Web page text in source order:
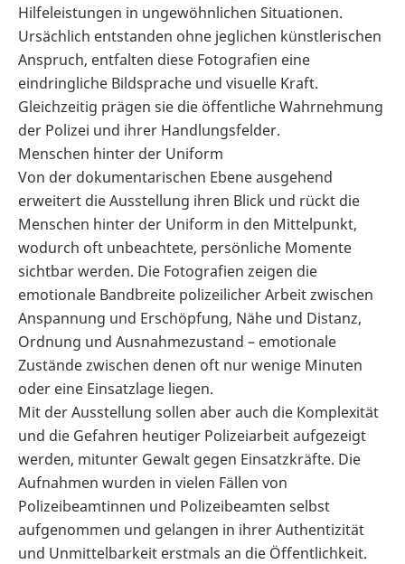
Hilfeleistungen in ungewöhnlichen Situationen.
Ursächlich entstanden ohne jeglichen künstlerischen
Anspruch, entfalten diese Fotografien eine
eindringliche Bildsprache und visuelle Kraft.
Gleichzeitig prägen sie die öffentliche Wahrnehmung
der Polizei und ihrer Handlungsfelder.
Menschen hinter der Uniform
Von der dokumentarischen Ebene ausgehend
erweitert die Ausstellung ihren Blick und rückt die
Menschen hinter der Uniform in den Mittelpunkt,
wodurch oft unbeachtete, persönliche Momente
sichtbar werden. Die Fotografien zeigen die
emotionale Bandbreite polizeilicher Arbeit zwischen
Anspannung und Erschöpfung, Nähe und Distanz,
Ordnung und Ausnahmezustand – emotionale
Zustände zwischen denen oft nur wenige Minuten
oder eine Einsatzlage liegen.
Mit der Ausstellung sollen aber auch die Komplexität
und die Gefahren heutiger Polizeiarbeit aufgezeigt
werden, mitunter Gewalt gegen Einsatzkräfte. Die
Aufnahmen wurden in vielen Fällen von
Polizeibeamtinnen und Polizeibeamten selbst
aufgenommen und gelangen in ihrer Authentizität
und Unmittelbarkeit erstmals an die Öffentlichkeit.